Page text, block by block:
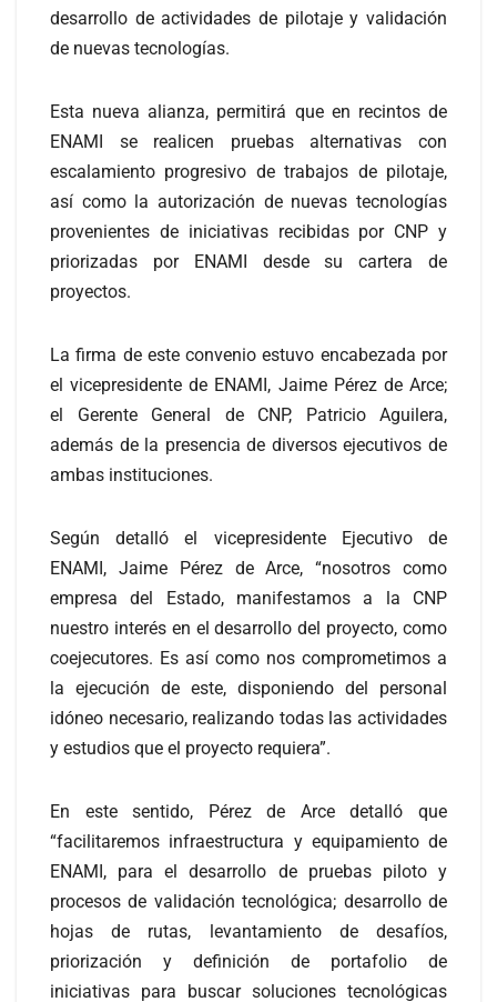
desarrollo de actividades de pilotaje y validación
de nuevas tecnologías.
Esta nueva alianza, permitirá que en recintos de
ENAMI se realicen pruebas alternativas con
escalamiento progresivo de trabajos de pilotaje,
así como la autorización de nuevas tecnologías
provenientes de iniciativas recibidas por CNP y
priorizadas por ENAMI desde su cartera de
proyectos.
La firma de este convenio estuvo encabezada por
el vicepresidente de ENAMI, Jaime Pérez de Arce;
el Gerente General de CNP, Patricio Aguilera,
además de la presencia de diversos ejecutivos de
ambas instituciones.
Según detalló el vicepresidente Ejecutivo de
ENAMI, Jaime Pérez de Arce, “nosotros como
empresa del Estado, manifestamos a la CNP
nuestro interés en el desarrollo del proyecto, como
coejecutores. Es así como nos comprometimos a
la ejecución de este, disponiendo del personal
idóneo necesario, realizando todas las actividades
y estudios que el proyecto requiera”.
En este sentido, Pérez de Arce detalló que
“facilitaremos infraestructura y equipamiento de
ENAMI, para el desarrollo de pruebas piloto y
procesos de validación tecnológica; desarrollo de
hojas de rutas, levantamiento de desafíos,
priorización y definición de portafolio de
iniciativas para buscar soluciones tecnológicas